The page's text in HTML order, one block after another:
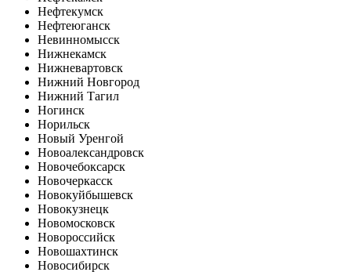
Нефтекумск
Нефтеюганск
Невинномысск
Нижнекамск
Нижневартовск
Нижний Новгород
Нижний Тагил
Ногинск
Норильск
Новый Уренгой
Новоалександровск
Новочебоксарск
Новочеркасск
Новокуйбышевск
Новокузнецк
Новомосковск
Новороссийск
Новошахтинск
Новосибирск